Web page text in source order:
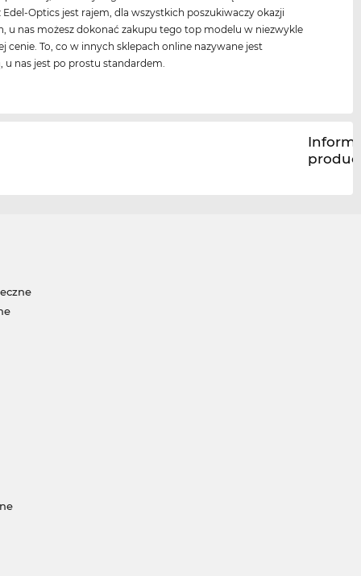
Edel-Optics jest rajem, dla wszystkich poszukiwaczy okazji
u nas możesz dokonać zakupu tego top modelu w niezwykle
cenie. To, co w innych sklepach online nazywane jest
u nas jest po prostu standardem.